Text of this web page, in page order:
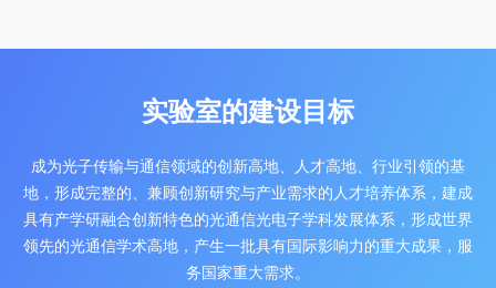
实验室的建设目标
成为光子传输与通信领域的创新高地、人才高地、行业引领的基
地，形成完整的、 兼顾创新研究与产业需求的人才培养体系，建成
具有产学研融合创新特色的光通信光电子学科发展体系， 形成世界
领先的光通信学术高地，产生一批具有国际影响力的重大成果，服
务国家重大需求。